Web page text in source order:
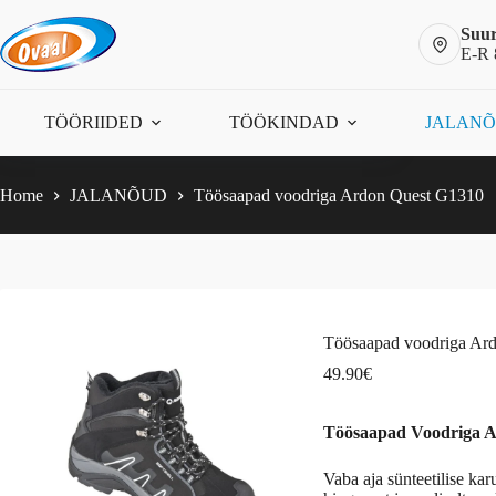
content
49.90€
product
has
variants.
options
the
product
E-R
TÖÖRIIDED TÖÖKINDAD
Home JALANÕUD Töösaapad voodriga Ardon Quest G1310
Töösaapad voodriga
49.90€
Töösaapad Voodriga
Vaba aja sünteetilise